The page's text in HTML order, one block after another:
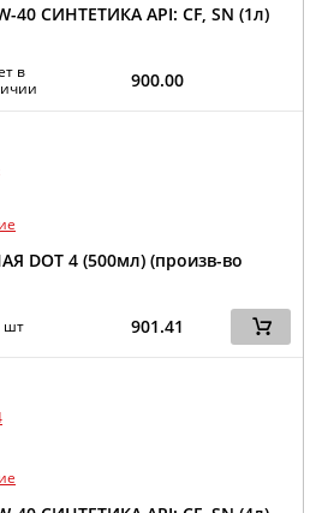
СИНТЕТИКА API: CF, SN (1л)
в
900.00
DOT 4 (500мл) (произв-во
шт 901.41